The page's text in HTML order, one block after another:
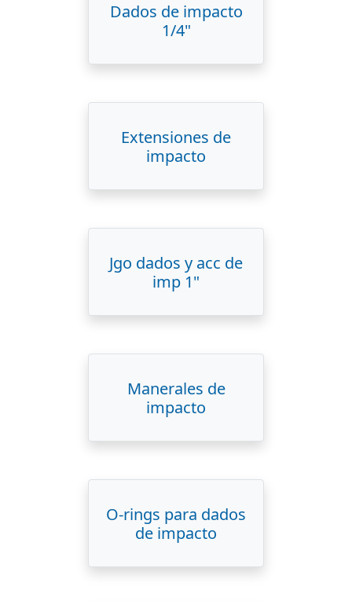
Dados de impacto
1/4"
Extensiones de
impacto
Jgo dados y acc de
imp 1"
Manerales de
impacto
O-rings para dados
de impacto